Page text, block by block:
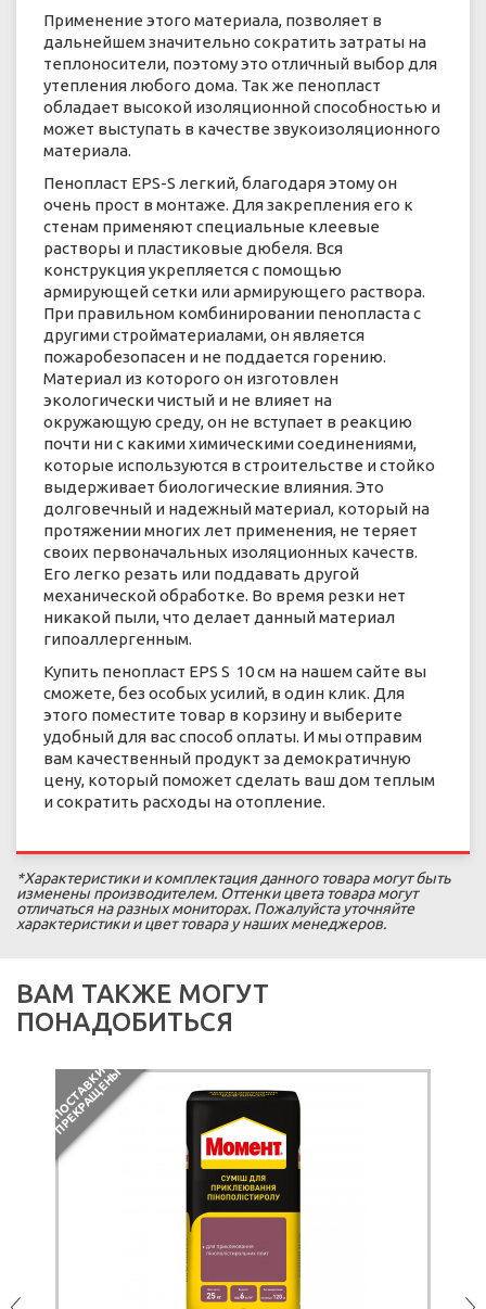
Применение этого материала, позволяет в
дальнейшем значительно сократить затраты на
теплоносители, поэтому это отличный выбор для
утепления любого дома. Так же пенопласт
обладает высокой изоляционной способностью и
может выступать в качестве звукоизоляционного
материала.
Пенопласт EPS-S легкий, благодаря этому он
очень прост в монтаже. Для закрепления его к
стенам применяют специальные клеевые
растворы и пластиковые дюбеля. Вся
конструкция укрепляется с помощью
армирующей сетки или армирующего раствора.
При правильном комбинировании пенопласта с
другими стройматериалами, он является
пожаробезопасен и не поддается горению.
Материал из которого он изготовлен
экологически чистый и не влияет на
окружающую среду, он не вступает в реакцию
почти ни с какими химическими соединениями,
которые используются в строительстве и стойко
выдерживает биологические влияния. Это
долговечный и надежный материал, который на
протяжении многих лет применения, не теряет
своих первоначальных изоляционных качеств.
Его легко резать или поддавать другой
механической обработке. Во время резки нет
никакой пыли, что делает данный материал
гипоаллергенным.
Купить пенопласт EPS S 10 см на нашем сайте вы
сможете, без особых усилий, в один клик. Для
этого поместите товар в корзину и выберите
удобный для вас способ оплаты. И мы отправим
вам качественный продукт за демократичную
цену, который поможет сделать ваш дом теплым
и сократить расходы на отопление.
*Характеристики и комплектация данного товара могут быть
изменены производителем. Оттенки цвета товара могут
отличаться на разных мониторах. Пожалуйста уточняйте
характеристики и цвет товара у наших менеджеров.
ВАМ ТАКЖЕ МОГУТ
ПОНАДОБИТЬСЯ
П
О
С
Т
А
В
К
И
П
Р
Е
К
Р
А
Щ
Е
Н
Ы